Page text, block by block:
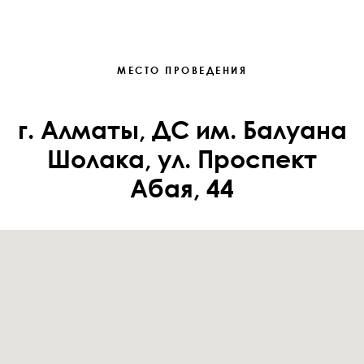
МЕСТО ПРОВЕДЕНИЯ
г. Алматы, ДС им. Балуана
Шолака, ул. Проспект
Абая, 44